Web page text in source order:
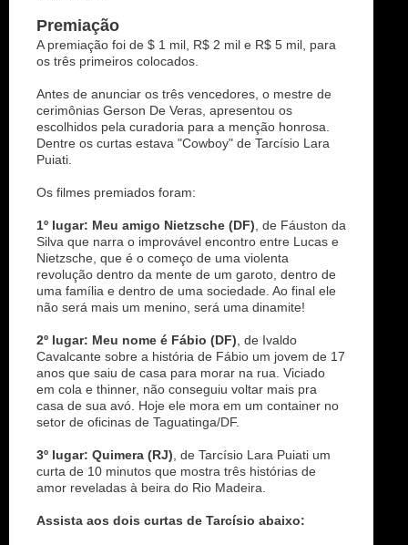
Premiação
A premiação foi de $ 1 mil, R$ 2 mil e R$ 5 mil, para
os três primeiros colocados.
Antes de anunciar os três vencedores, o mestre de
cerimônias Gerson De Veras, apresentou os
escolhidos pela curadoria para a menção honrosa.
Dentre os curtas estava "Cowboy" de Tarcísio Lara
Puiati.
Os filmes premiados foram:
1º lugar: Meu amigo Nietzsche (DF) , de Fáuston da
Silva que narra o improvável encontro entre Lucas e
Nietzsche, que é o começo de uma violenta
revolução dentro da mente de um garoto, dentro de
uma família e dentro de uma sociedade. Ao final ele
não será mais um menino, será uma dinamite!
2º lugar: Meu nome é Fábio (DF) , de Ivaldo
Cavalcante sobre a história de Fábio um jovem de 17
anos que saiu de casa para morar na rua. Viciado
em cola e thinner, não conseguiu voltar mais pra
casa de sua avó. Hoje ele mora em um container no
setor de oficinas de Taguatinga/DF.
3º lugar: Quimera (RJ) , de Tarcísio Lara Puiati um
curta de 10 minutos que mostra três histórias de
amor reveladas à beira do Rio Madeira.
Assista aos dois curtas de Tarcísio abaixo: